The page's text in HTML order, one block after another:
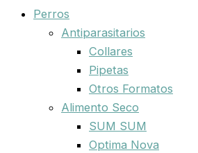
Perros
Antiparasitarios
Collares
Pipetas
Otros Formatos
Alimento Seco
SUM SUM
Optima Nova